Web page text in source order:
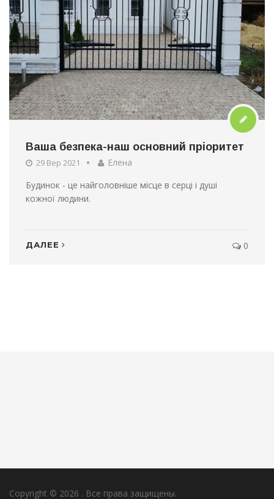
Ваша безпека-наш основний пріоритет
29 Вер 2021
Елена
Будинок - це найголовніше місце в серці і душі
кожної людини.
ДАЛЕЕ 0
Copyright © 2026 . Все права защищены.